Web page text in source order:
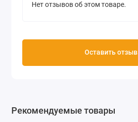
Нет отзывов об этом товаре.
Оставить отзыв
Рекомендуемые товары